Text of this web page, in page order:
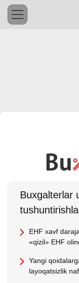
Buхgalterlar
EHF хavf
«qizil» EHF
Yangi
layoqatsizlik